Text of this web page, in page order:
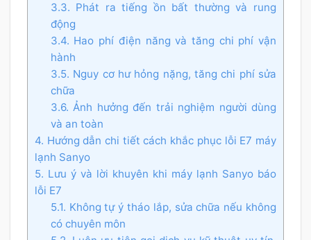
3.3. Phát ra tiếng ồn bất thường và rung
động
3.4. Hao phí điện năng và tăng chi phí vận
hành
3.5. Nguy cơ hư hỏng nặng, tăng chi phí sửa
chữa
3.6. Ảnh hưởng đến trải nghiệm người dùng
và an toàn
4. Hướng dẫn chi tiết cách khắc phục lỗi E7 máy
lạnh Sanyo
5. Lưu ý và lời khuyên khi máy lạnh Sanyo báo
lỗi E7
5.1. Không tự ý tháo lắp, sửa chữa nếu không
có chuyên môn